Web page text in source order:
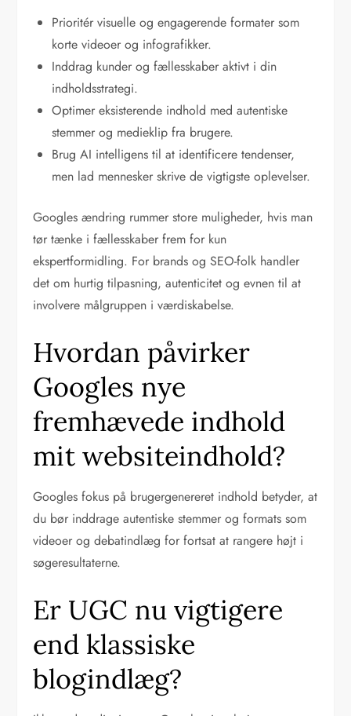
Prioritér visuelle og engagerende formater som
korte videoer og infografikker.
Inddrag kunder og fællesskaber aktivt i din
indholdsstrategi.
Optimer eksisterende indhold med autentiske
stemmer og medieklip fra brugere.
Brug AI intelligens til at identificere tendenser,
men lad mennesker skrive de vigtigste oplevelser.
Googles ændring rummer store muligheder, hvis man
tør tænke i fællesskaber frem for kun
ekspertformidling. For brands og SEO-folk handler
det om hurtig tilpasning, autenticitet og evnen til at
involvere målgruppen i værdiskabelse.
Hvordan påvirker
Googles nye
fremhævede indhold
mit websiteindhold?
Googles fokus på brugergenereret indhold betyder, at
du bør inddrage autentiske stemmer og formats som
videoer og debatindlæg for fortsat at rangere højt i
søgeresultaterne.
Er UGC nu vigtigere
end klassiske
blogindlæg?